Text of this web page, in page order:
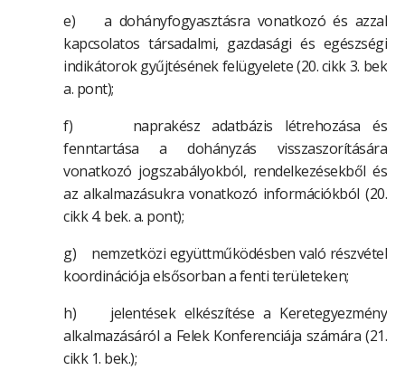
e) a dohányfogyasztásra vonatkozó és azzal
kapcsolatos társadalmi, gazdasági és egészségi
indikátorok gyűjtésének felügyelete (20. cikk 3. bek
a. pont);
f) naprakész adatbázis létrehozása és
fenntartása a dohányzás visszaszorítására
vonatkozó jogszabályokból, rendelkezésekből és
az alkalmazásukra vonatkozó információkból (20.
cikk 4. bek. a. pont);
g) nemzetközi együttműködésben való részvétel
koordinációja elsősorban a fenti területeken;
h) jelentések elkészítése a Keretegyezmény
alkalmazásáról a Felek Konferenciája számára (21.
cikk 1. bek.);